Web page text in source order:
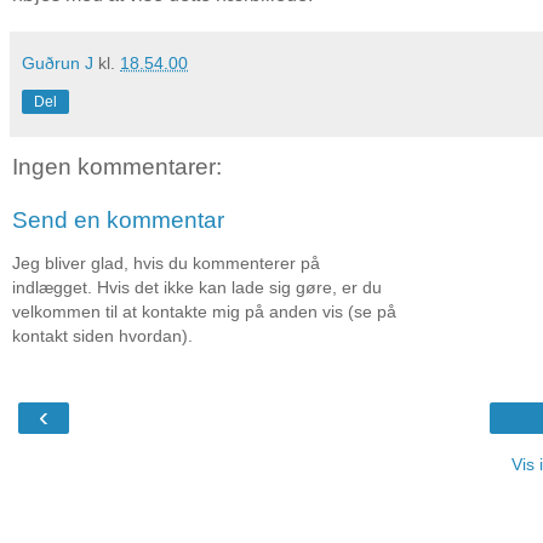
Guðrun J kl. 18.54.00
Del
Ingen kommentarer:
Send en kommentar
Jeg bliver glad, hvis du kommenterer på
indlægget. Hvis det ikke kan lade sig gøre, er du
velkommen til at kontakte mig på anden vis (se på
kontakt siden hvordan).
‹
Vis